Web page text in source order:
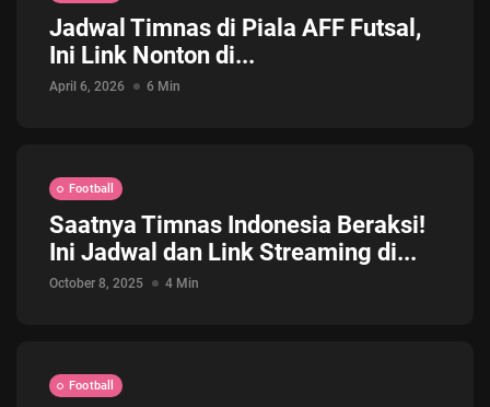
Jadwal Timnas di Piala AFF Futsal,
Ini Link Nonton di...
April 6, 2026 6 Min
Football
Saatnya Timnas Indonesia Beraksi!
Ini Jadwal dan Link Streaming di...
October 8, 2025 4 Min
Football